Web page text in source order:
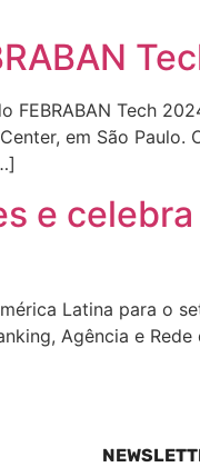
Tech
em São Paulo.
e
Latina para o
Agência e